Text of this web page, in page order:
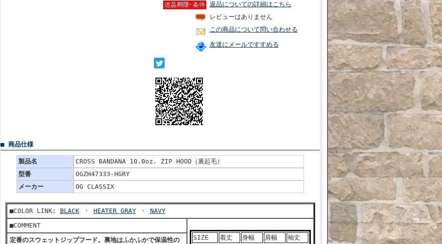
返品についての詳細はこちら
レビューはありません
この商品について問い合わせる
友達にメールですすめる
■ 商品仕様
製品名
CROSS BANDANA 10.0oz. ZIP HOOD（裏起毛）
型番
OGZH47333-HGRY
メーカー
OG CLASSIX
■COLOR LINK: BLACK・ HEATER GRAY・ NAVY
■COMMENT
SIZE
着丈 身幅 肩幅
袖丈
定番のスウェットジップフード。裏地はふかふかで保温性の